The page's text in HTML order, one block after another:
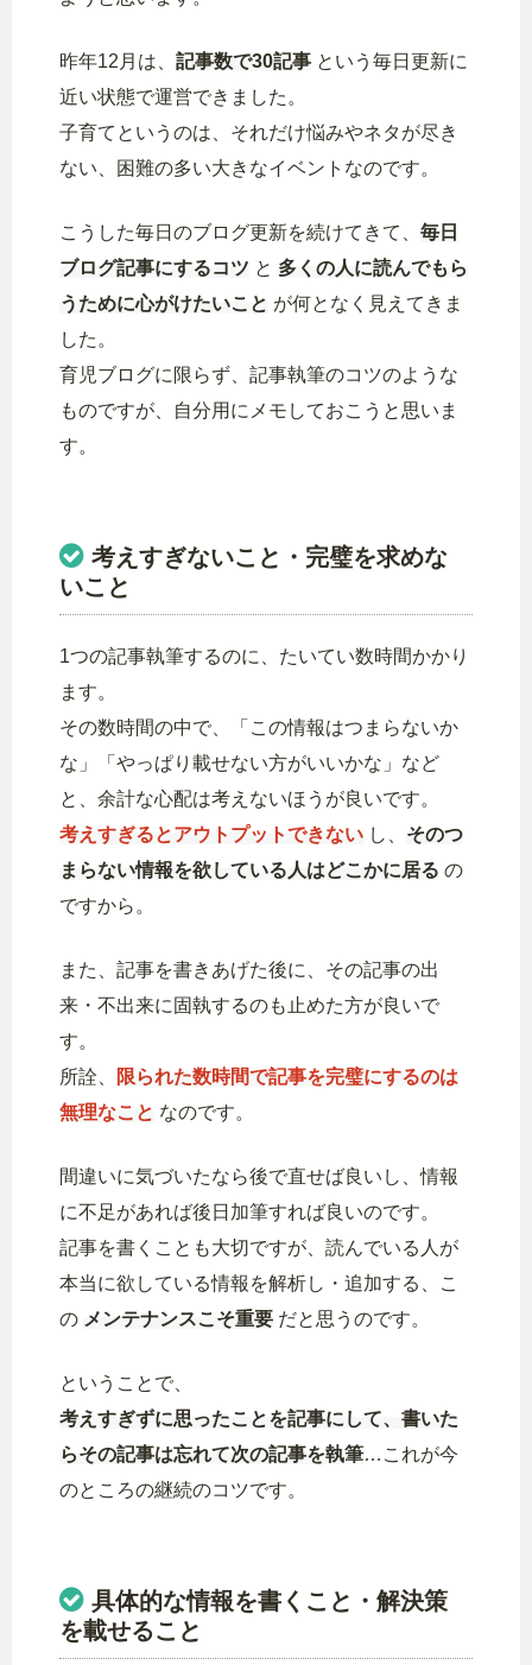
昨年12月は、 記事数で30記事 という毎日更新に
近い状態で運営できました。
子育てというのは、それだけ悩みやネタが尽き
ない、困難の多い大きなイベントなのです。
こうした毎日のブログ更新を続けてきて、 毎日
ブログ記事にするコツ と 多くの人に読んでもら
うために心がけたいこと が何となく見えてきま
した。
育児ブログに限らず、記事執筆のコツのような
ものですが、自分用にメモしておこうと思いま
す。
考えすぎないこと・完璧を求めな
いこと
1つの記事執筆するのに、たいてい数時間かかり
ます。
その数時間の中で、「この情報はつまらないか
な」「やっぱり載せない方がいいかな」など
と、余計な心配は考えないほうが良いです。
考えすぎるとアウトプットできない し、 そのつ
まらない情報を欲している人はどこかに居る の
ですから。
また、記事を書きあげた後に、その記事の出
来・不出来に固執するのも止めた方が良いで
す。
所詮、
限られた数時間で記事を完璧にするのは
無理なこと なのです。
間違いに気づいたなら後で直せば良いし、情報
に不足があれば後日加筆すれば良いのです。
記事を書くことも大切ですが、読んでいる人が
本当に欲している情報を解析し・追加する、こ
の メンテナンスこそ重要 だと思うのです。
ということで、
考えすぎずに思ったことを記事にして、書いた
らその記事は忘れて次の記事を執筆…これが今
のところの継続のコツです。
具体的な情報を書くこと・解決策
を載せること